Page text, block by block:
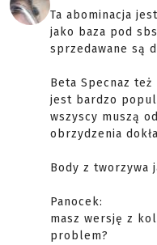
Ta abominacja
jako baza pod
sprzedawane są
Beta Specnaz
jest bardzo
wszyscy muszą
obrzydzenia
Body z tworzywa
Panocek:
masz wersję z
problem?